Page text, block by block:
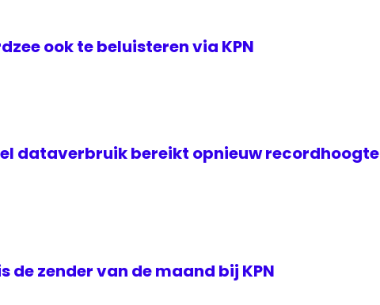
ook te beluisteren via KPN
dataverbruik bereikt opnieuw recordhoogte
de zender van de maand bij KPN